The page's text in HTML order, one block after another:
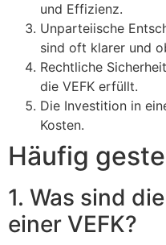
und Effizienz.
Unparteiische
sind oft klarer und
Rechtliche
die VEFK erfüllt.
Die Investition in
Kosten.
Häufig
1. Was sind
einer VEFK?